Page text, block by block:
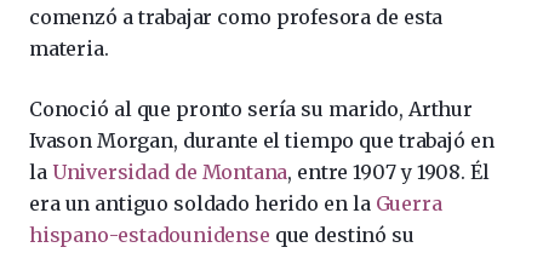
comenzó a trabajar como profesora de esta
materia.
Conoció al que pronto sería su marido, Arthur
Ivason Morgan, durante el tiempo que trabajó en
la Universidad de Montana, entre 1907 y 1908. Él
era un antiguo soldado herido en la Guerra
hispano-estadounidense que destinó su